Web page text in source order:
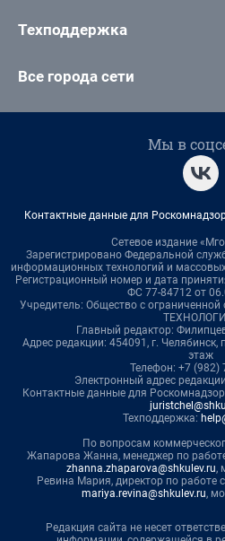
Техподдержка
Все города сети
Мы в
Контактные данные для
Сетевое издание
Зарегистрировано Федеральной
информационных технологий и
Регистрационный номер и дата
ФС 77-84712 от
Учредитель: Общество с
Главный редактор:
Адрес редакции: 454091, г. Челябинск,
этаж
Телефон: +7 (982)
Электронный адрес
Контактные данные для
Техподдержка:
По вопросам
Жапарова Жанна, менеджер по
zhanna.zhaparova@shkulev.ru,
Ревина Мария, директор по работе
mariya.revina@shkulev.ru,
Редакция сайта не несет